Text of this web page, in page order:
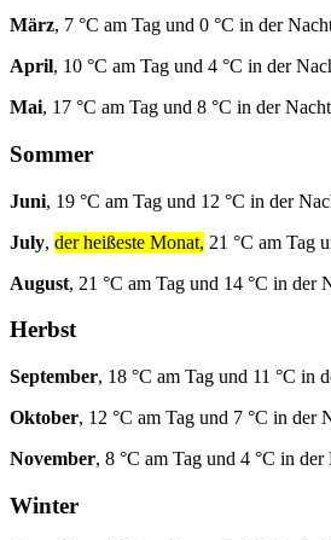
März, 7 °C am Tag und 0 °C in der
April, 10 °C am Tag und 4 °C in der
Mai, 17 °C am Tag und 8 °C in der
Sommer
Juni, 19 °C am Tag und 12 °C in der
July, der heißeste Monat, 21 °C am Tag
August, 21 °C am Tag und 14 °C in der
Herbst
September, 18 °C am Tag und 11 °C in
Oktober, 12 °C am Tag und 7 °C in der
November, 8 °C am Tag und 4 °C in
Winter